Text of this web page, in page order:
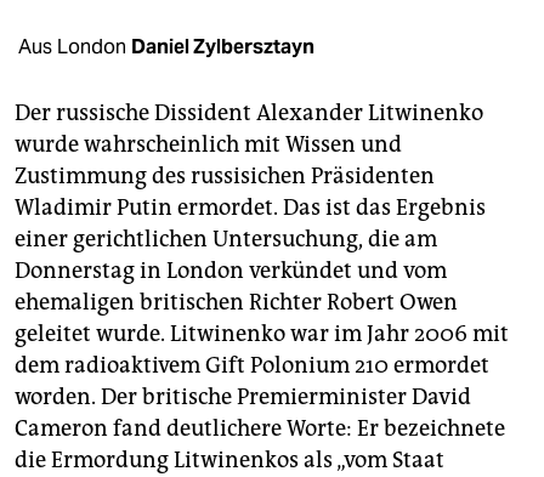
shop
fragen & hilfe
unterstützen
abo
genossenschaft
epaper login
Aus London Daniel Zylbersztayn
Der russische Dissident Alexander Litwinenko
wurde wahrscheinlich mit Wissen und
Zustimmung des russisichen Präsidenten
Wladimir Putin ermordet. Das ist das Ergebnis
einer gerichtlichen Untersuchung, die am
Donnerstag in London verkündet und vom
ehemaligen britischen Richter Robert Owen
geleitet wurde. Litwinenko war im Jahr 2006 mit
dem radioaktivem Gift Polonium 210 ermordet
worden. Der britische Premierminister David
Cameron fand deutlichere Worte: Er bezeichnete
die Ermordung Litwinenkos als „vom Staat